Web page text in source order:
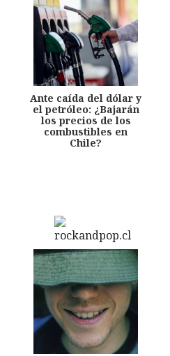
Ante caída del dólar y
el petróleo: ¿Bajarán
los precios de los
combustibles en
Chile?